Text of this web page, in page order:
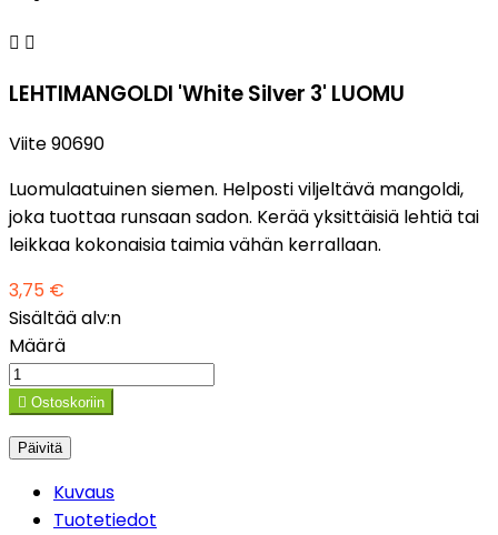
 
LEHTIMANGOLDI 'White Silver 3' LUOMU
Viite90690
Luomulaatuinen siemen. Helposti viljeltävä mangoldi,
joka tuottaa runsaan sadon. Kerää yksittäisiä lehtiä tai
leikkaa kokonaisia taimia vähän kerrallaan.
3,75 €
Sisältää alv:n
Määrä
 Ostoskoriin
Kuvaus
Tuotetiedot